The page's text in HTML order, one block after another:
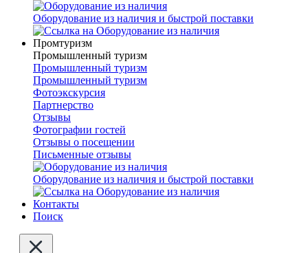
Оборудование из наличия и быстрой поставки
Промтуризм
Промышленный туризм
Промышленный туризм
Промышленный туризм
Фотоэкскурсия
Партнерство
Отзывы
Фотографии гостей
Отзывы о посещении
Письменные отзывы
Оборудование из наличия и быстрой поставки
Контакты
Поиск